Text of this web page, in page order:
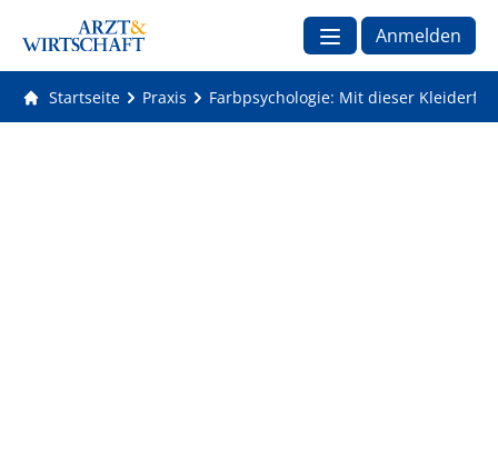
Anmelden
Startseite Praxis Farbpsychologie: Mit dieser